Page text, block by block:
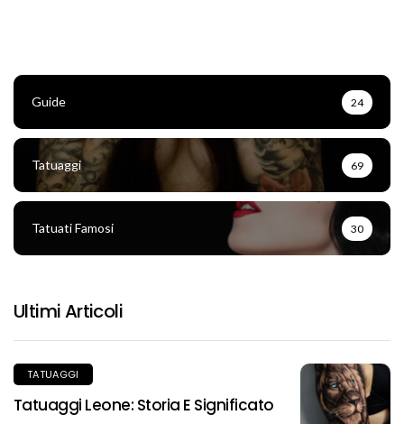
Guide 24
Tatuaggi 69
Tatuati Famosi 30
Ultimi Articoli
TATUAGGI
Tatuaggi Leone: Storia E Significato